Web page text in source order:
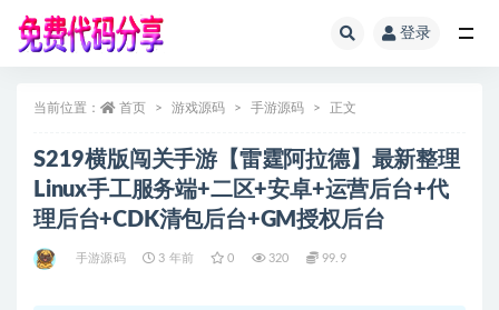
登录
当前位置： 首页 游戏源码 手游源码 正文
S219横版闯关手游【雷霆阿拉德】最新整理
Linux手工服务端+二区+安卓+运营后台+代
理后台+CDK清包后台+GM授权后台
手游源码 3 年前 0 320 99.9